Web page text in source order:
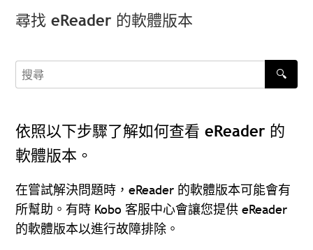
尋找 eReader 的軟體版本
搜尋
🔍
依照以下步驟了解如何查看 eReader 的
軟體版本。
在嘗試解決問題時，eReader 的軟體版本可能會有
所幫助。有時 Kobo 客服中心會讓您提供 eReader
的軟體版本以進行故障排除。